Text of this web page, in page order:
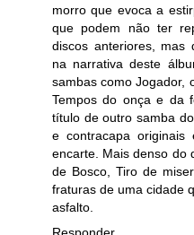
morro que evoca a
que podem não ter
discos anteriores, mas
na narrativa deste
sambas como Jogador,
Tempos do onça e da
título de outro samba
e contracapa
encarte. Mais denso do
de Bosco, Tiro de
fraturas de uma cidade
asfalto.